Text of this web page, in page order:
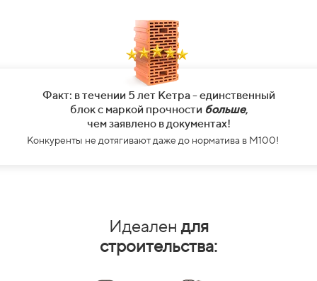
Факт: в течении 5 лет Кетра - единственный
блок с маркой прочности больше,
чем заявлено в документах!
Конкуренты не дотягивают даже до норматива в М100!
Идеалендля
строительства: